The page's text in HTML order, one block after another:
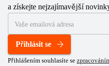
a získejte nejzajímavější
Přihlásit se
Přihlášením souhlasíte se